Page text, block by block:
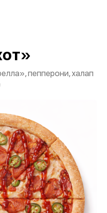
пепперони, халап